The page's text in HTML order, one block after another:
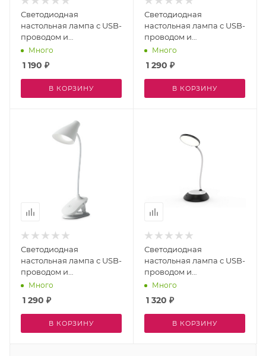
Светодиодная
настольная лампа с USB-
проводом и
регулировкой цветовой
DE600
Много
1 190 ₽
В КОРЗИНУ
Светодиодная
настольная лампа с USB-
проводом и
регулировкой цветовой
DE707
Много
1 290 ₽
В КОРЗИНУ
Светодиодная
настольная лампа с USB-
проводом и
регулировкой цветовой
DE705
Много
1 290 ₽
В КОРЗИНУ
Светодиодная
настольная лампа с USB-
проводом и
регулировкой цветовой
DE601
Много
1 320 ₽
В КОРЗИНУ